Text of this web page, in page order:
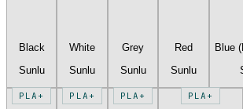
Black
Sunlu
White
Sunlu
Grey
Sunlu
Red
Sunlu
Blue
PLA+ PLA+ PLA+ PLA+